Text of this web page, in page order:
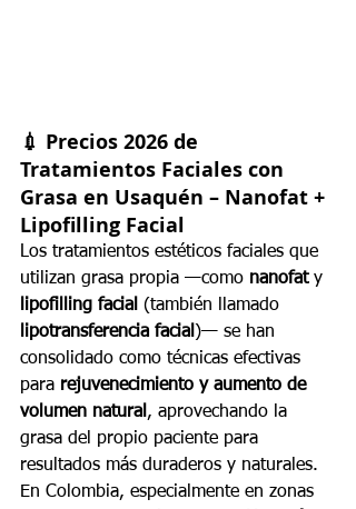
💉 Precios 2026 de
Tratamientos Faciales con
Grasa en Usaquén – Nanofat +
Lipofilling Facial
Los tratamientos estéticos faciales que
utilizan grasa propia —como nanofat y
lipofilling facial (también llamado
lipotransferencia facial )— se han
consolidado como técnicas efectivas
para rejuvenecimiento y aumento de
volumen natural , aprovechando la
grasa del propio paciente para
resultados más duraderos y naturales.
En Colombia, especialmente en zonas